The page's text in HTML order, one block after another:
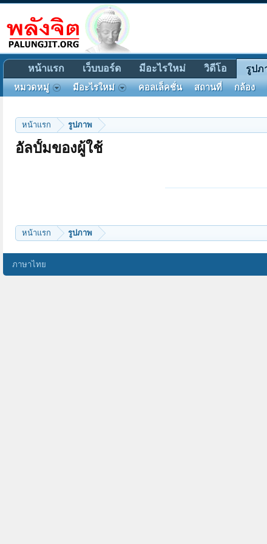
หน้าแรก รูปภาพ
อัลบั้มของผู้ใช้
หน้าแรก รูปภาพ
หน้าแรก เว็บบอร์ด มีอะไรใหม่ วิดีโอ รูปภ
หมวดหมู่ มีอะไรใหม่ คอลเล็คชั่น สถานที่ กล้อง
ภาษาไทย